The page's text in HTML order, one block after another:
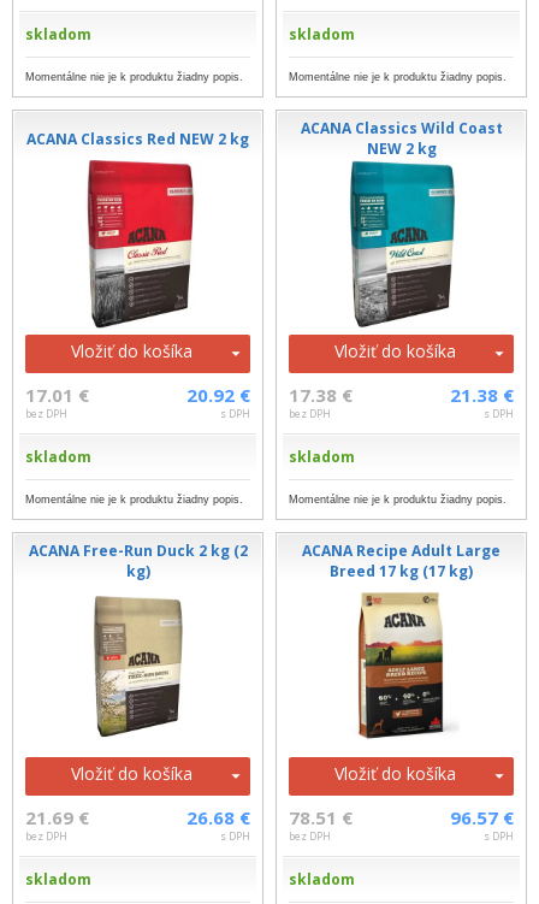
skladom
Momentálne nie je k produktu žiadny popis.
skladom
Momentálne nie je k produktu žiadny popis.
ACANA Classics Red NEW 2 kg
Vložiť do košíka
17.01 €
bez DPH
20.92 €
s DPH
skladom
Momentálne nie je k produktu žiadny popis.
ACANA Classics Wild Coast
NEW 2 kg
Vložiť do košíka
17.38 €
bez DPH
21.38 €
s DPH
skladom
Momentálne nie je k produktu žiadny popis.
ACANA Free-Run Duck 2 kg (2
kg)
Vložiť do košíka
21.69 €
bez DPH
26.68 €
s DPH
skladom
ACANA Recipe Adult Large
Breed 17 kg (17 kg)
Vložiť do košíka
78.51 €
bez DPH
96.57 €
s DPH
skladom